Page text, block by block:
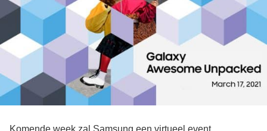
Komende week zal Samsung een virtueel event